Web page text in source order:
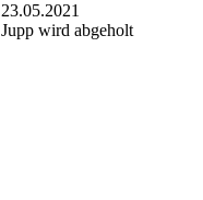
23.05.2021
Jupp wird abgeholt